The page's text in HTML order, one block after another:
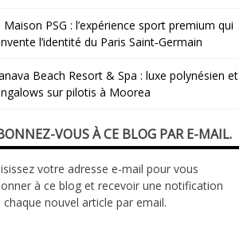
Maison PSG : l’expérience sport premium qui
l’identité du Paris Saint‑Germain
Beach Resort & Spa : luxe polynésien et
sur pilotis à Moorea
VOUS À CE BLOG PAR E-MAIL.
votre adresse e-mail pour vous
à ce blog et recevoir une notification
chaque nouvel article par email.